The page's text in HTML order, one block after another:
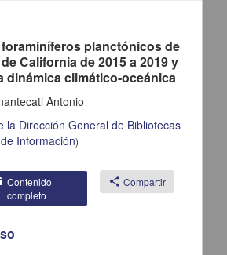
de la Tierra
share
planctónicos de
California de 2015 a 2019 y
dinámica climático-oceánica
Antonio
la Dirección General de Bibliotecas
Información)
Contenido
completo
share Compartir